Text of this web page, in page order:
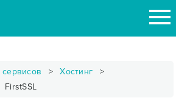
сервисов
Хостинг
FirstSSL